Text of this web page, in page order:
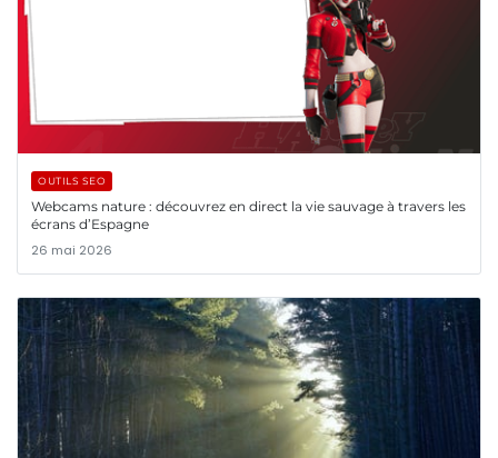
OUTILS SEO
Webcams nature : découvrez en direct la vie sauvage à travers les
écrans d’Espagne
26 mai 2026